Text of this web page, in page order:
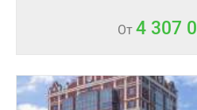
От 4 307